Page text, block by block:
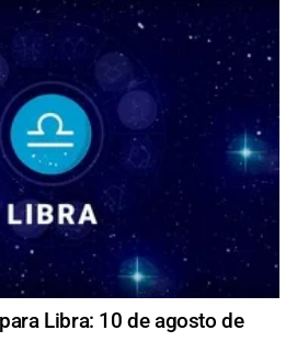
Libra: 10 de agosto de